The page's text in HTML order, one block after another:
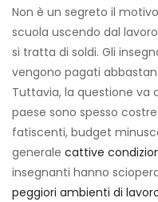
Non è un segreto il
scuola uscendo dal
si tratta di soldi. Gli
vengono pagati
Tuttavia, la questione va
paese sono spesso
fatiscenti, budget
generale cattive
insegnanti hanno
peggiori ambienti di